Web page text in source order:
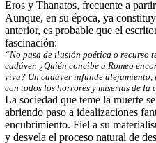
Eros y Thanatos, frecuente a
Aunque, en su época, ya
anterior, es probable que el
fascinación:
“No pasa de ilusión poética o recurso
cadáver. ¿Quién concibe a Romeo
viva? Un cadáver infunde
con todos los horrores y miserias de la
La sociedad que teme la muerte
abriendo paso a idealizaciones
encubrimiento. Fiel a su
y desvela el proceso natural de